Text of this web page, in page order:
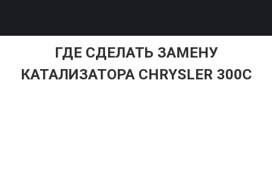
ГДЕ СДЕЛАТЬ ЗАМЕНУ
КАТАЛИЗАТОРА CHRYSLER 300C